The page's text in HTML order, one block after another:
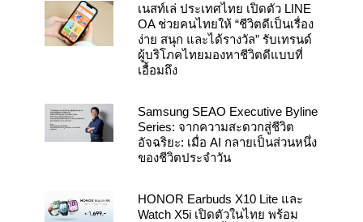
เนสท์เล่ ประเทศไทย เปิดตัว LINE
OA ช่วยคนไทยให้ “ชีวิตดีเป็นเรื่อง
ง่าย สนุก และได้รางวัล” รับเทรนด์
ผู้บริโภคไทยมองหาชีวิตดีแบบที่
เอื้อมถึง
Samsung SEAO Executive Byline
Series: จากความสะดวกสู่ชีวิต
อัจฉริยะ: เมื่อ AI กลายเป็นส่วนหนึ่ง
ของชีวิตประจำวัน
HONOR Earbuds X10 Lite และ
Watch X5i เปิดตัวในไทย พร้อม